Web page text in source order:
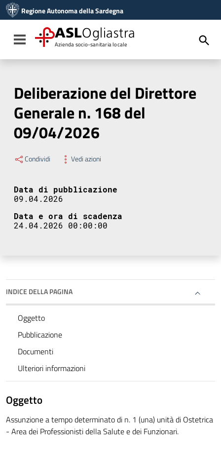
Vai al menu di navigazione
Vai al footer
Regione Autonoma della Sardegna
Toggle navigation
ASLOgliastra
Azienda socio-sanitaria locale
Deliberazione del Direttore
Generale n. 168 del
09/04/2026
Condividi Vedi azioni
Data di pubblicazione
09.04.2026
Data e ora di scadenza
24.04.2026 00:00:00
INDICE DELLA PAGINA
Oggetto
Pubblicazione
Documenti
Ulteriori informazioni
Oggetto
Assunzione a tempo determinato di n. 1 (una) unità di Ostetrica
- Area dei Professionisti della Salute e dei Funzionari.